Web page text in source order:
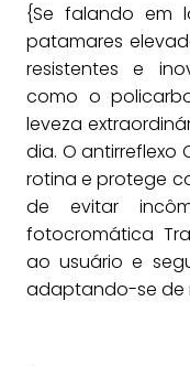
{Se falando em
patamares
resistentes e
como o
leveza
dia. O antirreflexo
rotina e protege
de evitar
fotocromática
ao usuário e
adaptando-se de